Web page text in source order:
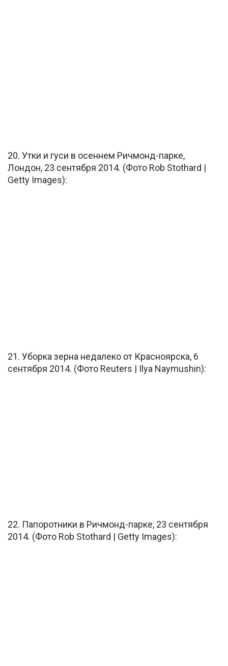
20. Утки и гуси в осеннем Ричмонд-парке,
Лондон, 23 сентября 2014. (Фото Rob Stothard |
Getty Images):
21. Уборка зерна недалеко от Красноярска, 6
сентября 2014. (Фото Reuters | Ilya Naymushin):
22. Папоротники в Ричмонд-парке, 23 сентября
2014. (Фото Rob Stothard | Getty Images):